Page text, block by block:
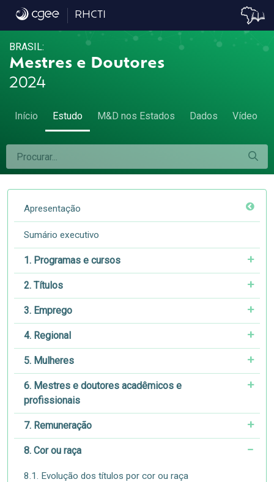
8.3. Natureza jurídica das IES e grandes
RHCTI
BRASIL:
Mestres e Doutores
2024
Início Estudo M&D nos Estados Dados Vídeo
Apresentação
Sumário executivo
1. Programas e cursos
2. Títulos
3. Emprego
4. Regional
5. Mulheres
6. Mestres e doutores acadêmicos e
profissionais
7. Remuneração
8. Cor ou raça
8.1. Evolução dos títulos por cor ou raça